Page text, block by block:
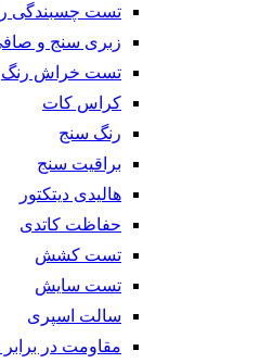
تست چسبندگی
زبری سنج و
تست خراش رنگ
کراس کات
رنگ سنج
براقیت سنج
هالیدی دیتکتور
حفاظت کاتدی
تست کشش
تست سایش
سالت اسپری
مقاومت در برابر